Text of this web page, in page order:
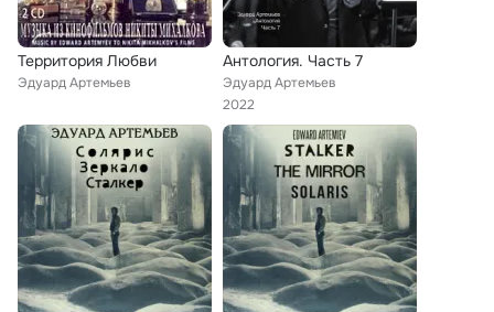
Территория Любви
Эдуард Артемьев
Антология. Часть 7
Эдуард Артемьев
2022